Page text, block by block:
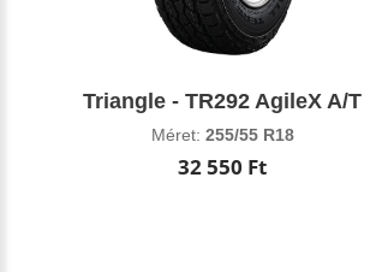
Triangle - TR292 AgileX A/T
Méret: 255/55 R18
32 550 Ft